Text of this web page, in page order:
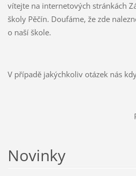
vítejte na internetových stránkách
školy Pěčín. Doufáme, že zde
o naší škole.
V případě jakýchkoliv otázek nás
Novinky